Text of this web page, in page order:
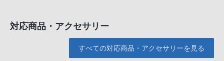
対応商品・アクセサリー
すべての対応商品・アクセサリーを見る